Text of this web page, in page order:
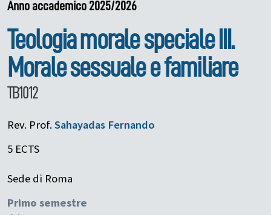
Anno accademico 2025/2026
Teologia morale speciale III.
Morale sessuale e familiare
TB1012
Rev. Prof.Sahayadas Fernando
5 ECTS
Sede di Roma
Primo semestre